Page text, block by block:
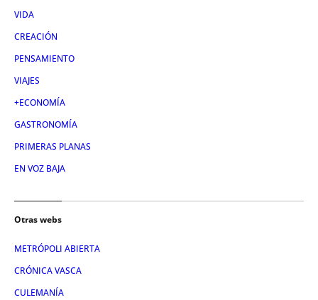
VIDA
CREACIÓN
PENSAMIENTO
VIAJES
+ECONOMÍA
GASTRONOMÍA
PRIMERAS PLANAS
EN VOZ BAJA
Otras webs
METRÓPOLI ABIERTA
CRÓNICA VASCA
CULEMANÍA